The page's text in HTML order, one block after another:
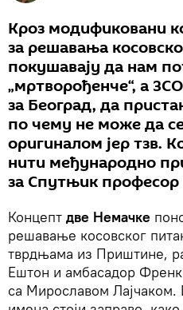
Кроз модификовани
за решавања
покушавају да нам
„мртворођенче“, а
за Београд, да
по чему не може да
оригиналом јер тзв.
нити међународно
за Спутњик
Концепт две Немачке
решавање косовског
тврдњама из Приштине,
Ештон и амбасадор
са Мирославом Лајчаком.